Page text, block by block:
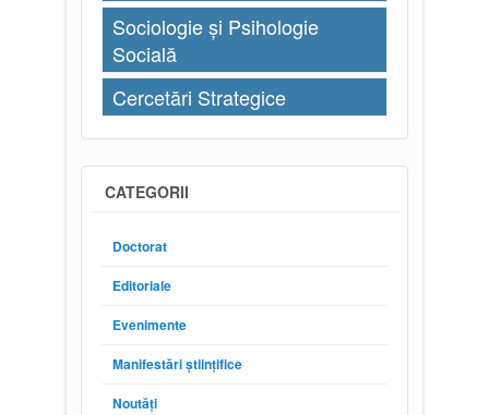
Sociologie și Psihologie
Socială
Cercetări Strategice
CATEGORII
Doctorat
Editoriale
Evenimente
Manifestări științifice
Noutăți